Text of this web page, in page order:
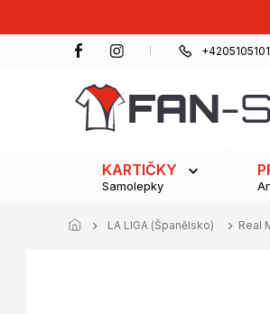
KARTIČKY
Samolepky
LA LIGA (Španělsko) Real